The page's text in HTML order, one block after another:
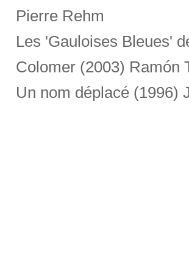
Pierre Rehm
Les 'Gauloises Bleues'
Colomer (2003) Ramón
Un nom déplacé (1996)